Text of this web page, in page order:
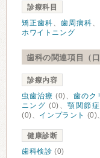
診療科目
矯正歯科、 歯周病科、
ホワイトニング
歯科の関連項目（口
診療内容
虫歯治療 (0)、歯のク
ニング (0)、顎関節症
(0)、 インプラント (0)
健康診断
歯科検診 (0)